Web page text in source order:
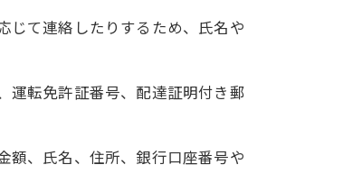
じて連絡したりするため、氏名や
運転免許証番号、配達証明付き郵
額、氏名、住所、銀行口座番号や